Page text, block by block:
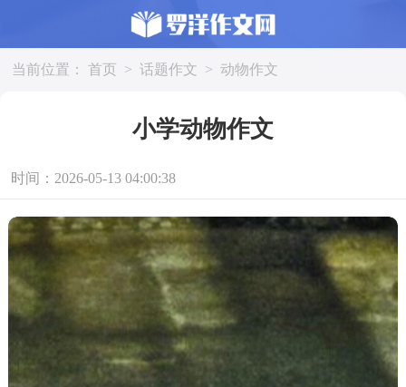
当前位置： 首页 > 话题作文 > 动物作文
小学动物作文
时间：2026-05-13 04:00:38